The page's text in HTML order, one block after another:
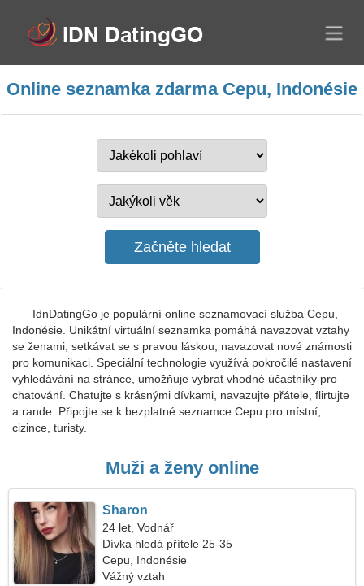
Online seznamka zdarma Cepu, Indonésie
IdnDatingGo je populární online seznamovací služba Cepu,
Indonésie. Unikátní virtuální seznamka pomáhá navazovat vztahy
se ženami, setkávat se s pravou láskou, navazovat nové známosti
pro komunikaci. Speciální technologie využívá pokročilé nastavení
vyhledávání na stránce, umožňuje vybrat vhodné účastníky pro
chatování. Chatujte s krásnými dívkami, navazujte přátele, flirtujte
a rande. Připojte se k bezplatné seznamce Cepu pro místní,
cizince, turisty.
Muži a ženy online
Sharon
24 let, Vodnář
Dívka hledá přítele 25-35
Cepu, Indonésie
Vážný vztah